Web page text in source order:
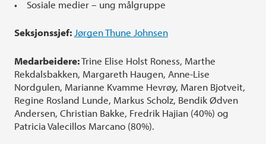
• Sosiale medier – ung målgruppe
Seksjonssjef: Jørgen Thune Johnsen
Medarbeidere:Trine Elise Holst Roness, Marthe
Rekdalsbakken, Margareth Haugen, Anne-Lise
Nordgulen, Marianne Kvamme Hevrøy, Maren Bjotveit,
Regine Rosland Lunde, Markus Scholz, Bendik Ødven
Andersen, Christian Bakke, Fredrik Hajian (40%) og
Patricia Valecillos Marcano (80%).